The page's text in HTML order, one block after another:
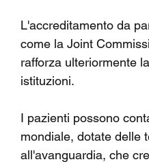
L'accreditamento da
come la Joint
rafforza ulteriormente
istituzioni.
I pazienti possono
mondiale, dotate delle
all'avanguardia, che